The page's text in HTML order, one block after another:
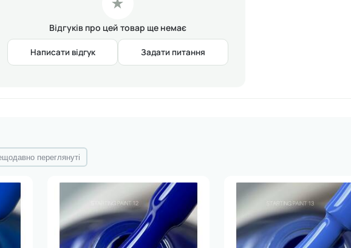
та кольорове покриття, просушіть.
★
Відгуків про цей товар ще немає
Написати відгук Задати питання
переглянуті